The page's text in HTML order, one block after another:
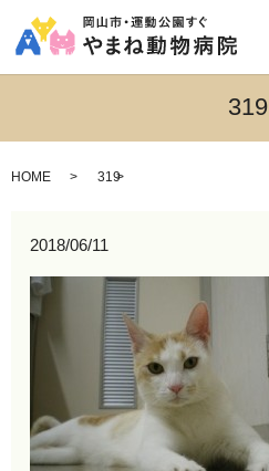
319
HOME 319
2018/06/11